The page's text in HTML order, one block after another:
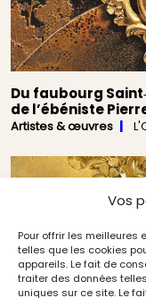
Vos
Pour offrir les meilleures
telles que les cookies
appareils. Le fait de
traiter des données
uniques sur ce site. Le
Du faubourg
de l’ébéniste
Artistes & œuvres